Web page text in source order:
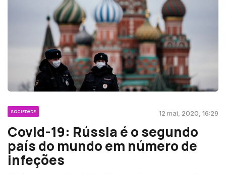
SOCIEDADE 12 mai, 2020, 16:29
Covid-19: Rússia é o segundo
país do mundo em número de
infeções